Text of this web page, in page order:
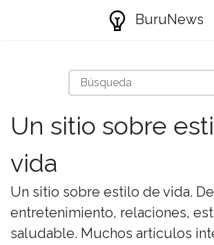
BuruNews
Un sitio sobre
vida
Un sitio sobre estilo de vida.
entretenimiento, relaciones,
saludable. Muchos artículos